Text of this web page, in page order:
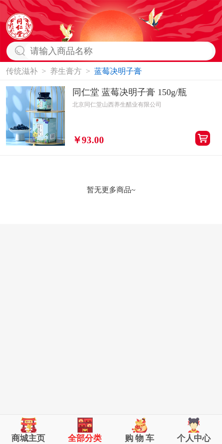
传统滋补> 养生膏方> 蓝莓决明子膏
同仁堂 蓝莓决明子膏 150g/瓶
北京同仁堂山西养生醋业有限公司
￥93.00
暂无更多商品~
商城主页 全部分类 购 物 车 个人中心